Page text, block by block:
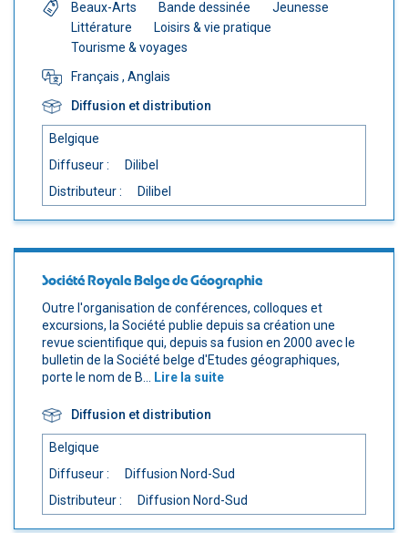
Beaux-Arts Bande dessinée
Jeunesse
Littérature
Loisirs & vie pratique
Tourisme & voyages
Français , Anglais
Diffusion et distribution
Belgique
Diffuseur :
Dilibel
Distributeur :
Dilibel
Société Royale Belge de Géographie
Outre l'organisation de conférences, colloques et
excursions, la Société publie depuis sa création une
revue scientifique qui, depuis sa fusion en 2000 avec le
bulletin de la Société belge d'Etudes géographiques,
porte le nom de B... Lire la suite
Diffusion et distribution
Belgique
Diffuseur :
Diffusion Nord-Sud
Distributeur :
Diffusion Nord-Sud